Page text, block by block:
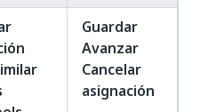
Guardar
Avanzar
Cancelar
asignación